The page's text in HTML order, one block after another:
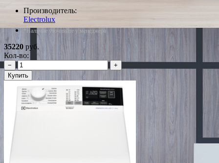
Производитель:
Electrolux
*Наличие уточняйте у менеджера
35220 руб.
Кол-во:
−
+
Купить